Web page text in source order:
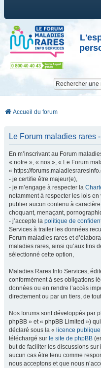
Accueil du forum
Le Forum maladies rares
En m’inscrivant au Forum
« notre », « nos », « Le Forum
« https://
- je certifie être majeur(e),
- je m’engage à respecter la
notamment à respecter les lois
publier aucun contenu à
choquant, menaçant,
- j’accepte la politique de
Services à traiter les données
Forum maladies rares et
maladies rares, ainsi qu’aux fins
sélectionné cette option,
Maladies Rares Info Services,
conformément à ses obligations
données ou en rendre l’accès
directement ou par un tiers, de
Nos forums sont développés par
phpBB » et « phpBB Limited »)
déclaré sous la « licence
téléchargé sur le site de phpBB
but de faciliter les discussions
aucun cas être tenu comme
nous acceptons et que nous